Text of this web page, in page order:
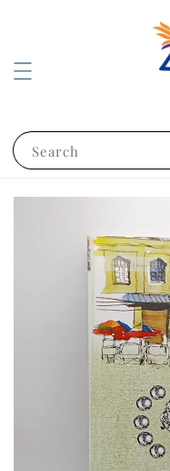
Search